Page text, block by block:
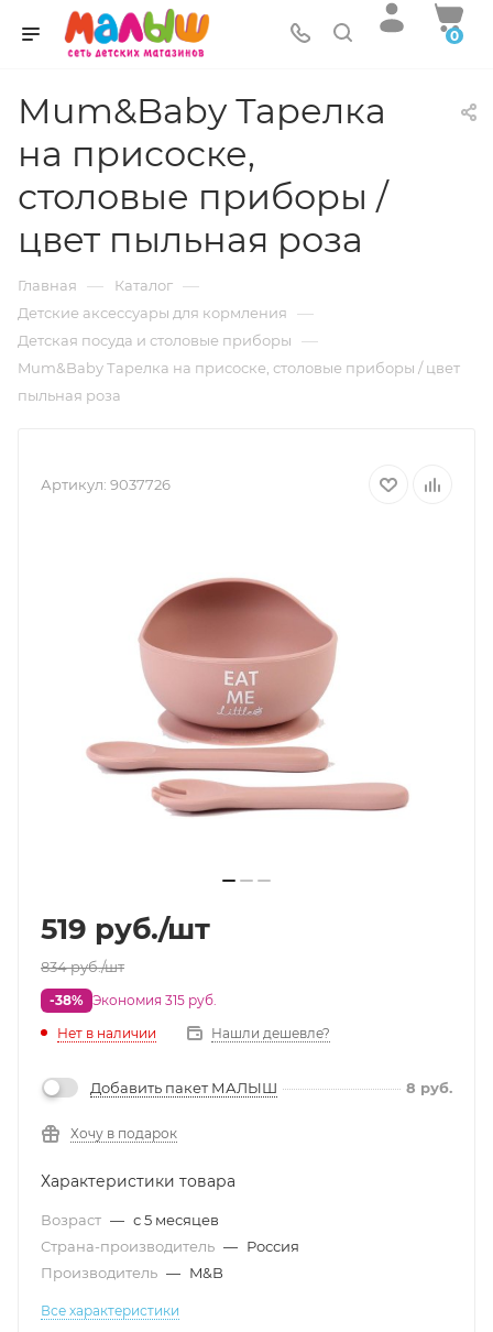
0
Mum&Baby Тарелка
на присоске,
столовые приборы /
цвет пыльная роза
Главная — Каталог —
Детские аксессуары для кормления —
Детская посуда и столовые приборы —
Mum&Baby Тарелка на присоске, столовые приборы / цвет
пыльная роза
Артикул: 9037726
519 руб./шт
834руб./шт
-38% Экономия 315 руб.
Нет в наличии
Нашли дешевле?
Добавить пакет МАЛЫШ 8 руб.
Хочу в подарок
Характеристики товара
Возраст — с 5 месяцев
Страна-производитель — Россия
Производитель — M&B
Все характеристики